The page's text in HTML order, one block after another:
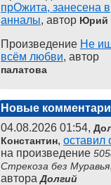
прОжита, занесена в
анналы, автор Юрий
Произведение Не
всём любви, автор
палатова
Новые
04.08.2026 01:54,
Константин, оставил
на произведение
Стрекоза без Муравья,
автораДолгий